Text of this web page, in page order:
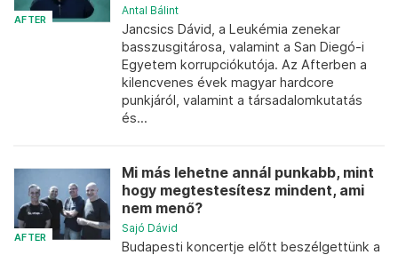
AFTER
Antal Bálint
Jancsics Dávid, a Leukémia zenekar
basszusgitárosa, valamint a San Diegó-i
Egyetem korrupciókutója. Az Afterben a
kilencvenes évek magyar hardcore
punkjáról, valamint a társadalomkutatás
és...
AFTER
Mi más lehetne annál punkabb, mint
hogy megtestesítesz mindent, ami
nem menő?
Sajó Dávid
Budapesti koncertje előtt beszélgettünk a